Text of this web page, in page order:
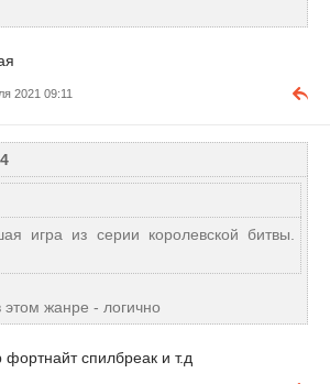
2021 09:11
игра из серии королевской битвы.
этом жанре - логично
спилбреак и т.д